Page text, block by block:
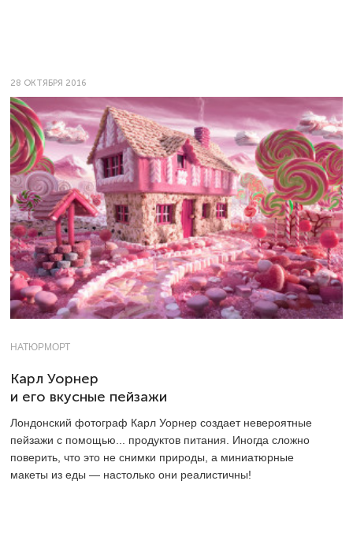
28 ОКТЯБРЯ 2016
НАТЮРМОРТ
Карл Уорнер
и его вкусные пейзажи
Лондонский фотограф Карл Уорнер создает невероятные
пейзажи с помощью... продуктов питания. Иногда сложно
поверить, что это не снимки природы, а миниатюрные
макеты из еды — настолько они реалистичны!